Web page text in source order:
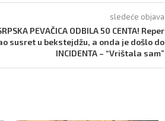
sledeće objava
PEVAČICA ODBILA 50 CENTA! Reper
susret u bekstejdžu, a onda je došlo do
INCIDENTA – “Vrištala sam”